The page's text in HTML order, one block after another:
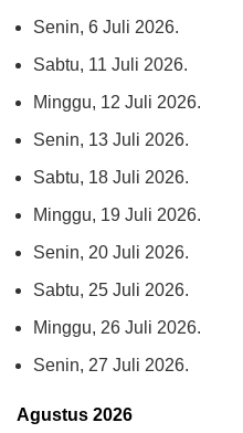
Senin, 6 Juli 2026.
Sabtu, 11 Juli 2026.
Minggu, 12 Juli 2026.
Senin, 13 Juli 2026.
Sabtu, 18 Juli 2026.
Minggu, 19 Juli 2026.
Senin, 20 Juli 2026.
Sabtu, 25 Juli 2026.
Minggu, 26 Juli 2026.
Senin, 27 Juli 2026.
Agustus 2026